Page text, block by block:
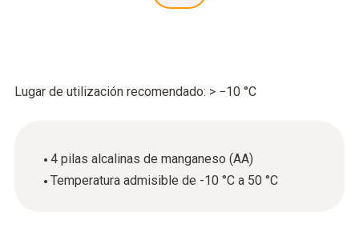
Lugar de utilización recomendado: > −10 °C
4 pilas alcalinas de manganeso (AA)
Temperatura admisible de -10 °C a 50 °C